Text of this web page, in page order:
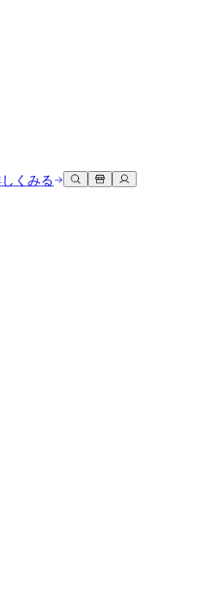
けに2Dおよび3Dゲームを構築
なイテレーション
上のプラットフォームを見る
ライブゲームオペレーション
ーを獲得する
理
クトを構築およびレビューする
グ
を作成する
に変換する
を促進する
APIリファレンス
追跡
ングブロック
イベント
を祝う
ーする
ニング
レベルアップ
始めましょう
ラクティス
ート
早く達成する
くみる